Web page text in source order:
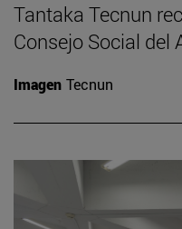
Tantaka Tecnun
Consejo Social del
Imagen Tecnun